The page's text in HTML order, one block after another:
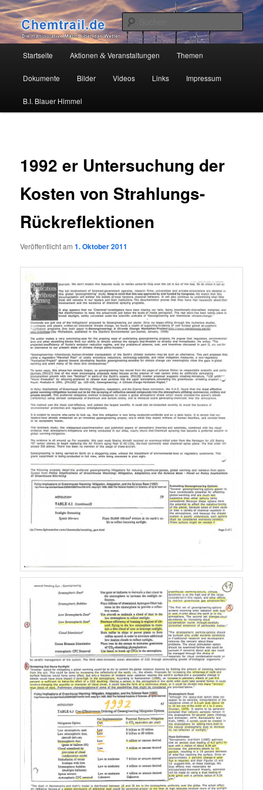
Zum
primären
Inhalt
springenChemtrail.de
Die manipulative Macht über das Wetter
Startseite Aktionen &Veranstaltungen Themen
Dokumente Bilder Videos Links Impressum
B.I. Blauer Himmel
1992 er Untersuchung der
Kosten von Strahlungs-
Rückreflektionen
Veröffentlicht am1. Oktober 2011